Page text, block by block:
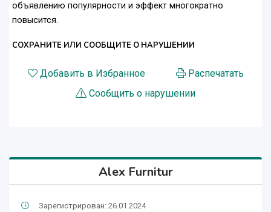
объявлению популярности и эффект многократно
повысится.
СОХРАНИТЕ ИЛИ СООБЩИТЕ О НАРУШЕНИИ
Добавить в Избранное
Распечатать
Сообщить о нарушении
Alex Furnitur
Зарегистрирован: 26.01.2024